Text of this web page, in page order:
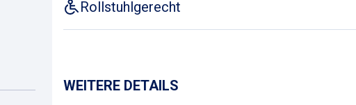
Rollstuhlgerecht
WEITERE DETAILS